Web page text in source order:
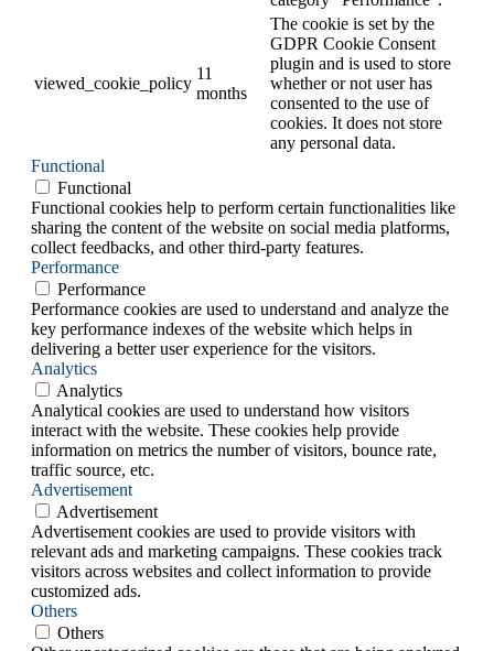
viewed_cookie_policy
11
months
The cookie is set by the
GDPR Cookie Consent
plugin and is used to store
whether or not user has
consented to the use of
cookies. It does not store
any personal data.
Functional
Functional
Functional cookies help to perform certain functionalities like
sharing the content of the website on social media platforms,
collect feedbacks, and other third-party features.
Performance
Performance
Performance cookies are used to understand and analyze the
key performance indexes of the website which helps in
delivering a better user experience for the visitors.
Analytics
Analytics
Analytical cookies are used to understand how visitors
interact with the website. These cookies help provide
information on metrics the number of visitors, bounce rate,
traffic source, etc.
Advertisement
Advertisement
Advertisement cookies are used to provide visitors with
relevant ads and marketing campaigns. These cookies track
visitors across websites and collect information to provide
customized ads.
Others
Others